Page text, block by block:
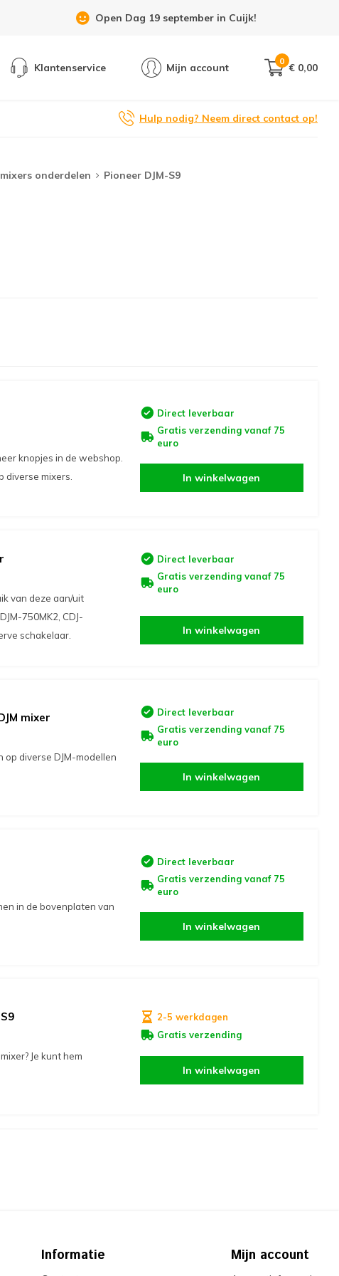
Open Dag 19 september in Cuijk!
Klantenservice Mijn account
0
€ 0,00
Hulp nodig? Neem direct contact op!
onderdelen Pioneer DJM-S9
knopjes in de webshop.
diverse mixers.
Direct leverbaar
Gratis verzending vanaf 75
euro
In winkelwagen
van deze aan/uit
750MK2, CDJ-
schakelaar.
Direct leverbaar
Gratis verzending vanaf 75
euro
In winkelwagen
mixer
op diverse DJM-modellen
Direct leverbaar
Gratis verzending vanaf 75
euro
In winkelwagen
in de bovenplaten van
Direct leverbaar
Gratis verzending vanaf 75
euro
In winkelwagen
Je kunt hem
2-5 werkdagen
Gratis verzending
In winkelwagen
Informatie Mijn account